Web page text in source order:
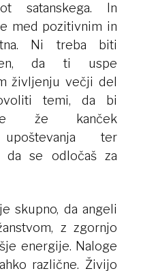
satanskega. In
med pozitivnim in
Ni treba biti
da ti uspe
življenju večji del
temi, da bi
že kanček
ter
da se odločaš za
skupno, da angeli
z zgornjo
energije. Naloge
različne. Živijo